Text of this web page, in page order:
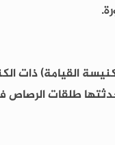
القيامة) ذات
طلقات الرصاص